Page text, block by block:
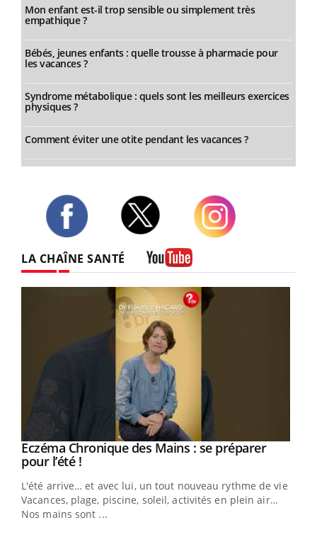
Mon enfant est-il trop sensible ou simplement très
empathique ?
Bébés, jeunes enfants : quelle trousse à pharmacie pour
les vacances ?
Syndrome métabolique : quels sont les meilleurs exercices
physiques ?
Comment éviter une otite pendant les vacances ?
LA CHAÎNE SANTÉ
Youtube
Eczéma Chronique des Mains : se préparer
pour l’été !Youtube
L'été arrive… et avec lui, un tout nouveau rythme de vie !
Vacances, plage, piscine, soleil, activités en plein air…
Nos mains sont ...